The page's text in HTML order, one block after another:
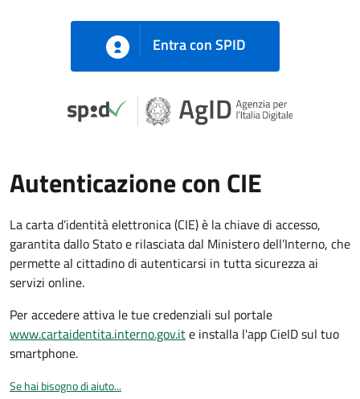
Entra con SPID
Autenticazione con CIE
La carta d’identità elettronica (CIE) è la chiave di accesso,
garantita dallo Stato e rilasciata dal Ministero dell’Interno, che
permette al cittadino di autenticarsi in tutta sicurezza ai
servizi online.
Per accedere attiva le tue credenziali sul portale
www.cartaidentita.interno.gov.ite installa l'app CieID sul tuo
smartphone.
Se hai bisogno di aiuto...